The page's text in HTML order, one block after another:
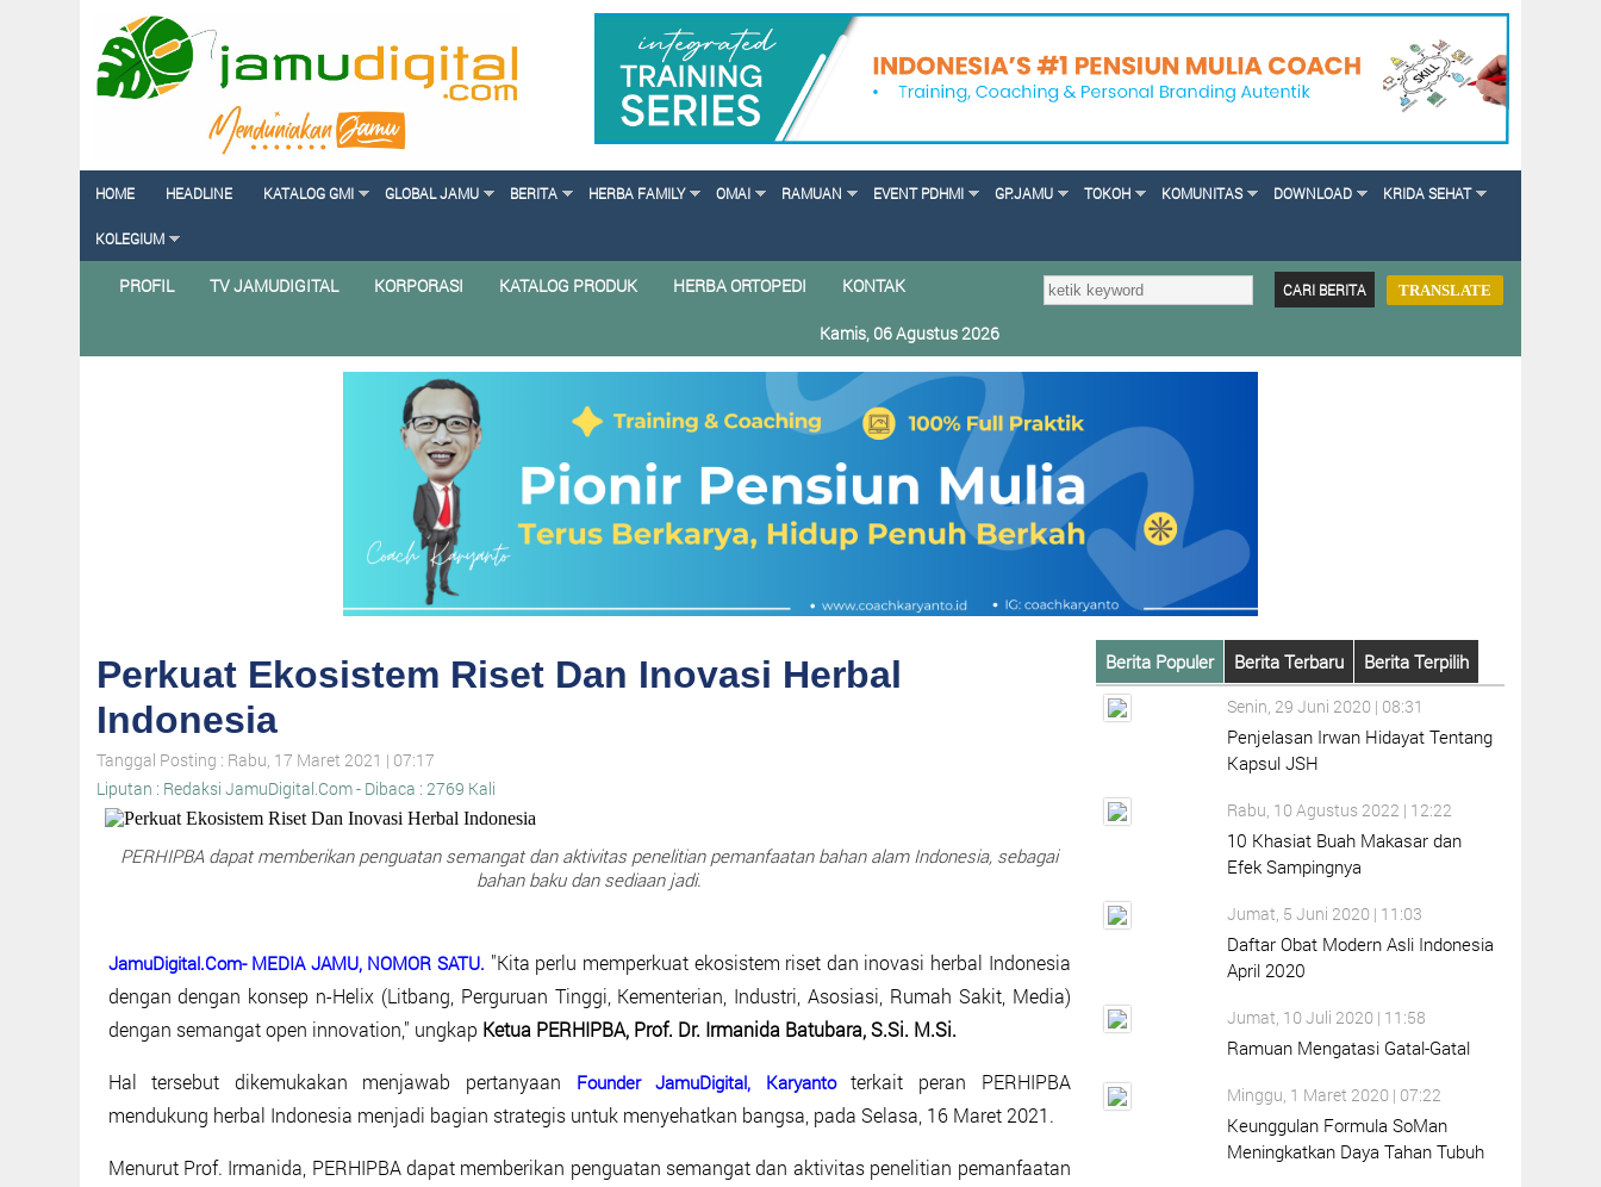
HOME HEADLINE KATALOG GMI GLOBAL JAMU BERITA HERBA FAMILY OMAI RAMUAN EVENT PDHMI GP.JAMU TOKOH KOMUNITAS DOWNLOAD KRIDA SEHAT
KOLEGIUM
PROFIL TV JAMUDIGITAL KORPORASI KATALOG PRODUK HERBA ORTOPEDI KONTAK TRANSLATE
Kamis, 06 Agustus 2026
Perkuat Ekosistem Riset Dan Inovasi Herbal
Indonesia
Tanggal Posting : Rabu, 17 Maret 2021 | 07:17
Liputan : Redaksi JamuDigital.Com - Dibaca : 2769 Kali
PERHIPBA dapat memberikan penguatan semangat dan aktivitas penelitian pemanfaatan bahan alam Indonesia, sebagai
bahan baku dan sediaan jadi.
JamuDigital.Com- MEDIA JAMU, NOMOR SATU. "Kita perlu memperkuat ekosistem riset dan inovasi herbal Indonesia
dengan dengan konsep n-Helix (Litbang, Perguruan Tinggi, Kementerian, Industri, Asosiasi, Rumah Sakit, Media)
dengan semangat open innovation," ungkap Ketua PERHIPBA, Prof. Dr. Irmanida Batubara, S.Si. M.Si.
Hal tersebut dikemukakan menjawab pertanyaan Founder JamuDigital, Karyantoterkait peran PERHIPBA
mendukung herbal Indonesia menjadi bagian strategis untuk menyehatkan bangsa, pada Selasa, 16 Maret 2021.
Menurut Prof. Irmanida, PERHIPBA dapat memberikan penguatan semangat dan aktivitas penelitian pemanfaatan
Berita Populer Berita Terbaru Berita Terpilih
Senin, 29 Juni 2020 | 08:31
Penjelasan Irwan Hidayat Tentang
Kapsul JSH
Rabu, 10 Agustus 2022 | 12:22
10 Khasiat Buah Makasar dan
Efek Sampingnya
Jumat, 5 Juni 2020 | 11:03
Daftar Obat Modern Asli Indonesia
April 2020
Jumat, 10 Juli 2020 | 11:58
Ramuan Mengatasi Gatal-Gatal
Minggu, 1 Maret 2020 | 07:22
Keunggulan Formula SoMan
Meningkatkan Daya Tahan Tubuh